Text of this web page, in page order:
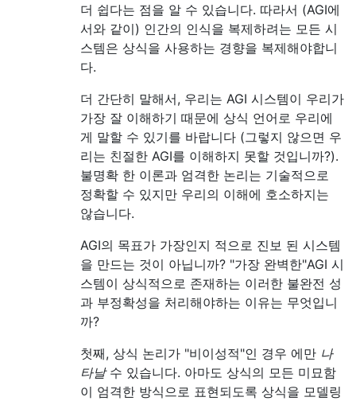
더 쉽다는 점을 알 수 있습니다. 따라서 (AGI에
서와 같이) 인간의 인식을 복제하려는 모든 시
스템은 상식을 사용하는 경향을 복제해야합니
다.
더 간단히 말해서, 우리는 AGI 시스템이 우리가
가장 잘 이해하기 때문에 상식 언어로 우리에
게 말할 수 있기를 바랍니다 (그렇지 않으면 우
리는 친절한 AGI를 이해하지 못할 것입니까?).
불명확 한 이론과 엄격한 논리는 기술적으로
정확할 수 있지만 우리의 이해에 호소하지는
않습니다.
AGI의 목표가 가장인지 적으로 진보 된 시스템
을 만드는 것이 아닙니까? "가장 완벽한"AGI 시
스템이 상식적으로 존재하는 이러한 불완전 성
과 부정확성을 처리해야하는 이유는 무엇입니
까?
첫째, 상식 논리가 "비이성적"인 경우 에만 나
타날수 있습니다. 아마도 상식의 모든 미묘함
이 엄격한 방식으로 표현되도록 상식을 모델링